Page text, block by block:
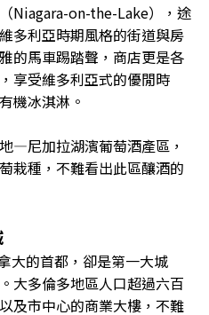
Niagara-on-the-Lake），途
多利亞時期風格的街道與房
的馬車踢踏聲，商店更是各
享受維多利亞式的優閒時
機冰淇淋。
—尼加拉湖濱葡萄酒產區，
栽種，不難看出此區釀酒的
大的首都，卻是第一大城
大多倫多地區人口超過六百
及市中心的商業大樓，不難